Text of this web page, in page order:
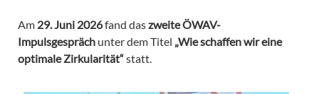
Am 29. Juni 2026fand daszweite ÖWAV-
Impulsgespräch unter dem Titel „Wie schaffen wir eine
optimale Zirkularität“statt.